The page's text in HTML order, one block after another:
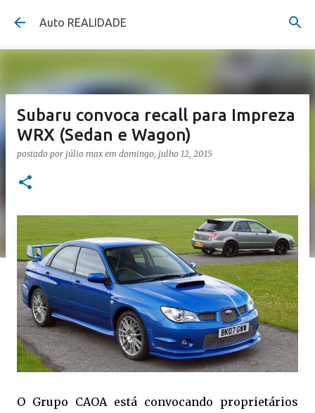
Pular para o conteúdo principal
Auto REALIDADE
Subaru convoca recall para Impreza
WRX (Sedan e Wagon)
postado por júlio max em domingo, julho 12, 2015
O Grupo CAOA está convocando proprietários